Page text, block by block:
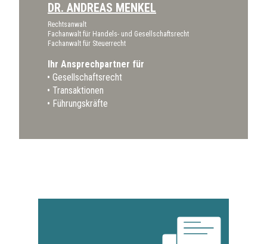
DR. ANDREAS MENKEL
Rechtsanwalt
Fachanwalt für Handels- und Gesellschaftsrecht
Fachanwalt für Steuerrecht
Ihr Ansprechpartner für
Gesellschaftsrecht
Transaktionen
Führungskräfte